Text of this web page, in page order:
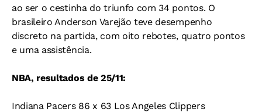
ao ser o cestinha do triunfo com 34 pontos. O
brasileiro Anderson Varejão teve desempenho
discreto na partida, com oito rebotes, quatro pontos
e uma assistência.
NBA, resultados de 25/11:
Indiana Pacers 86 x 63 Los Angeles Clippers